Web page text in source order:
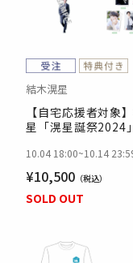
SOLD OUT
結木滉星
【自宅応援者対象
星「滉星誕祭2024
10.04 18:00~10.14
¥10,500